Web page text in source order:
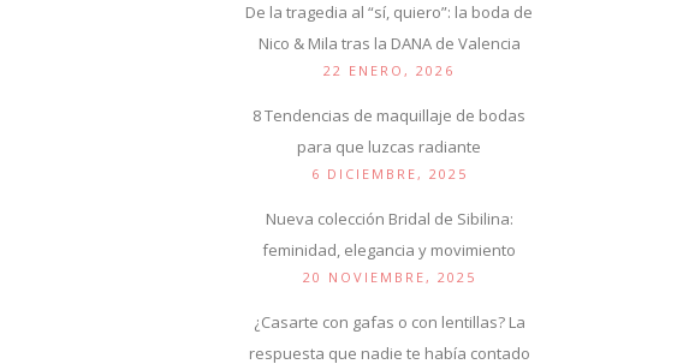
De la tragedia al “sí, quiero”: la boda de
Nico & Mila tras la DANA de Valencia
22 ENERO, 2026
8 Tendencias de maquillaje de bodas
para que luzcas radiante
6 DICIEMBRE, 2025
Nueva colección Bridal de Sibilina:
feminidad, elegancia y movimiento
20 NOVIEMBRE, 2025
¿Casarte con gafas o con lentillas? La
respuesta que nadie te había contado